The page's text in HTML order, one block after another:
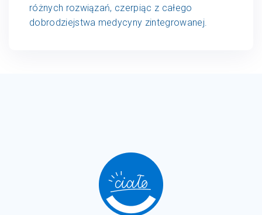
różnych rozwiązań, czerpiąc z całego
dobrodziejstwa medycyny zintegrowanej.